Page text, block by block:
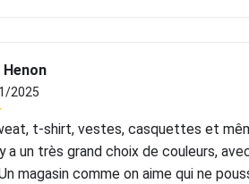
2025
t-shirt, vestes, casquettes et
a un très grand choix de couleurs,
magasin comme on aime qui ne